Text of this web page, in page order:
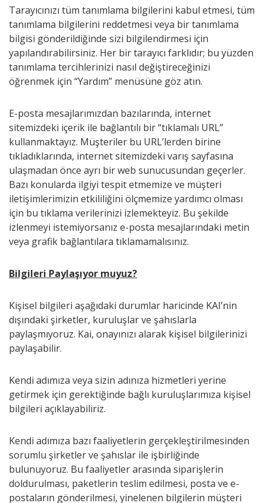
Tarayıcınızı tüm tanımlama bilgilerini kabul etmesi, tüm
tanımlama bilgilerini reddetmesi veya bir tanımlama
bilgisi gönderildiğinde sizi bilgilendirmesi için
yapılandırabilirsiniz. Her bir tarayıcı farklıdır; bu yüzden
tanımlama tercihlerinizi nasıl değiştireceğinizi
öğrenmek için “Yardım” menüsüne göz atın.
E-posta mesajlarımızdan bazılarında, internet
sitemizdeki içerik ile bağlantılı bir “tıklamalı URL”
kullanmaktayız. Müşteriler bu URL’lerden birine
tıkladıklarında, internet sitemizdeki varış sayfasına
ulaşmadan önce ayrı bir web sunucusundan geçerler.
Bazı konularda ilgiyi tespit etmemize ve müşteri
iletişimlerimizin etkililiğini ölçmemize yardımcı olması
için bu tıklama verilerinizi izlemekteyiz. Bu şekilde
izlenmeyi istemiyorsanız e-posta mesajlarındaki metin
veya grafik bağlantılara tıklamamalısınız.
Bilgileri Paylaşıyor muyuz?
Kişisel bilgileri aşağıdaki durumlar haricinde KAI’nin
dışındaki şirketler, kuruluşlar ve şahıslarla
paylaşmıyoruz. Kai, onayınızı alarak kişisel bilgilerinizi
paylaşabilir.
Kendi adımıza veya sizin adınıza hizmetleri yerine
getirmek için gerektiğinde bağlı kuruluşlarımıza kişisel
bilgileri açıklayabiliriz.
Kendi adımıza bazı faaliyetlerin gerçekleştirilmesinden
sorumlu şirketler ve şahıslar ile işbirliğinde
bulunuyoruz. Bu faaliyetler arasında siparişlerin
doldurulması, paketlerin teslim edilmesi, posta ve e-
postaların gönderilmesi, yinelenen bilgilerin müşteri